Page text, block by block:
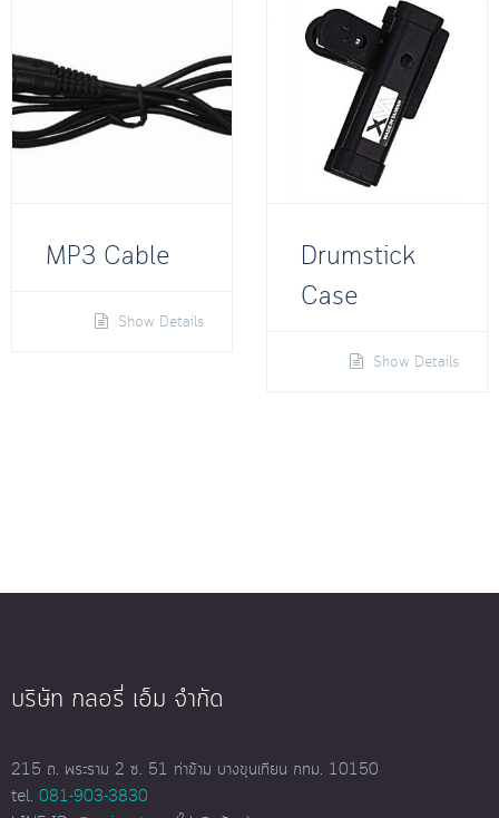
MP3 Cable
Show Details
Drumstick
Case
Show Details
บริษัท กลอรี่ เอ็ม จำกัด
215 ถ. พระราม 2 ซ. 51 ท่าข้าม บางขุนเทียน กทม. 10150
tel. 081-903-3830